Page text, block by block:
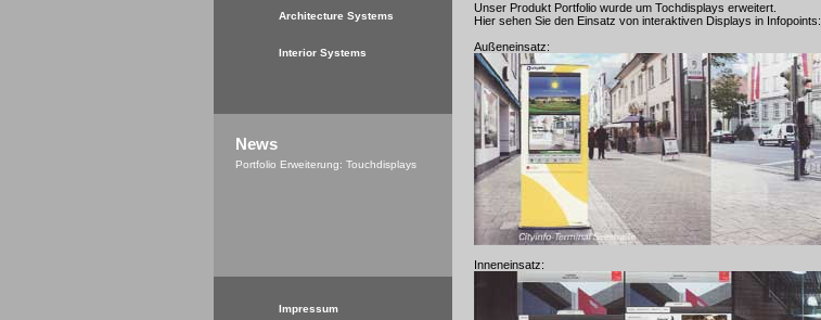
Unser Produkt Portfolio wurde um Tochdisplays erweitert.
Hier sehen Sie den Einsatz von interaktiven Displays in Infopoints:
Außeneinsatz:
Inneneinsatz:
Architecture Systems
Interior Systems
News
Portfolio Erweiterung: Touchdisplays
Impressum